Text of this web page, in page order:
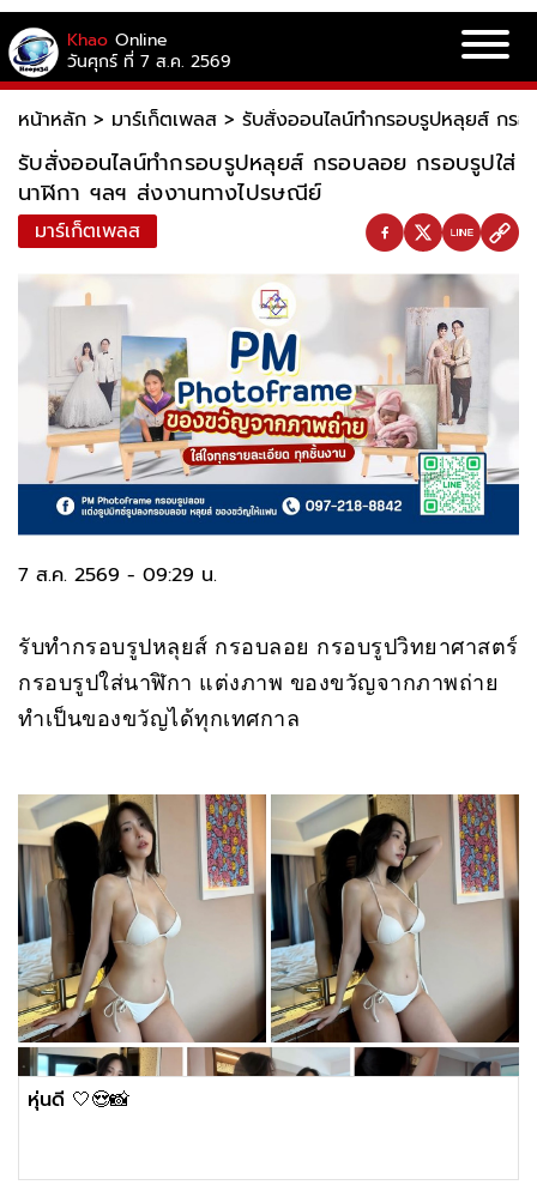
Khao Online
วันศุกร์ ที่ 7 ส.ค. 2569
หน้าหลัก > มาร์เก็ตเพลส > รับสั่งออนไลน์ทำกรอบรูปหลุยส์ กร
รับสั่งออนไลน์ทำกรอบรูปหลุยส์ กรอบลอย กรอบรูปใส่
นาฬิกา ฯลฯ ส่งงานทางไปรษณีย์
มาร์เก็ตเพลส
7 ส.ค. 2569 - 09:29 น.
รับทำกรอบรูปหลุยส์ กรอบลอย กรอบรูปวิทยาศาสตร์
กรอบรูปใส่นาฬิกา แต่งภาพ ของขวัญจากภาพถ่าย
ทำเป็นของขวัญได้ทุกเทศกาล
หุ่นดี 🤍😍📸